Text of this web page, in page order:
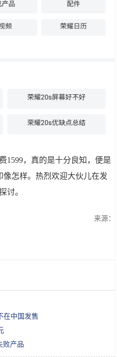
1599，真的是十分良知，便是
像怎样。热烈欢迎大伙儿在发
讨。
来源：
在中国发售
败产品